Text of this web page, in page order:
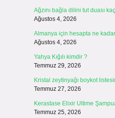
Ağzını bağla dilini tut duası
Ağustos 4, 2026
Almanya için hesapta ne
Ağustos 4, 2026
Yahya Kığılı kimdir ?
Temmuz 29, 2026
Kristal zeytinyağı boykot
Temmuz 27, 2026
Kerastase Elixir Ultime
Temmuz 25, 2026